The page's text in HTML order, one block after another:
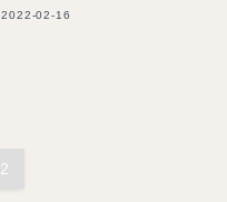
2022-02-16
2